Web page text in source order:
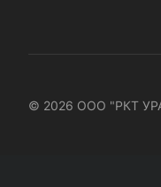
© 2026 ООО "РКТ